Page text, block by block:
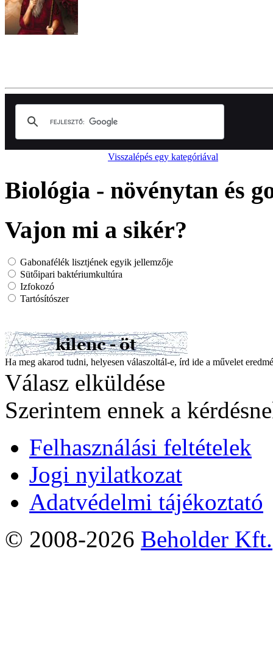
Visszalépés egy kategóriával
Biológia - növénytan és
Vajon mi a sikér?
Gabonafélék lisztjének egyik jellemzője
Sütőipari baktériumkultúra
Izfokozó
Tartósítószer
Ha meg akarod tudni, helyesen válaszoltál-e, írd ide a művelet
Válasz elküldése
Szerintem ennek a
Felhasználási feltételek
Jogi nyilatkozat
Adatvédelmi tájékoztató
© 2008-2026 Beholder Kft.